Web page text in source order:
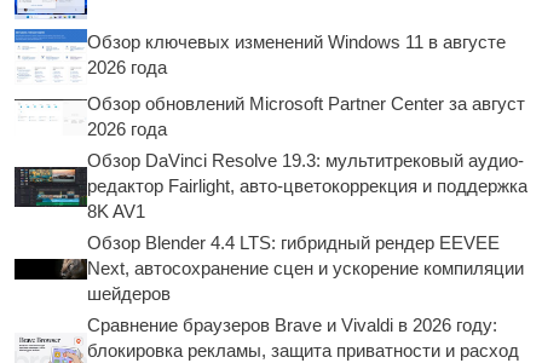
Обзор ключевых изменений Windows 11 в августе
2026 года
Обзор обновлений Microsoft Partner Center за август
2026 года
Обзор DaVinci Resolve 19.3: мультитрековый аудио-
редактор Fairlight, авто-цветокоррекция и поддержка
8K AV1
Обзор Blender 4.4 LTS: гибридный рендер EEVEE
Next, автосохранение сцен и ускорение компиляции
шейдеров
Сравнение браузеров Brave и Vivaldi в 2026 году:
блокировка рекламы, защита приватности и расход